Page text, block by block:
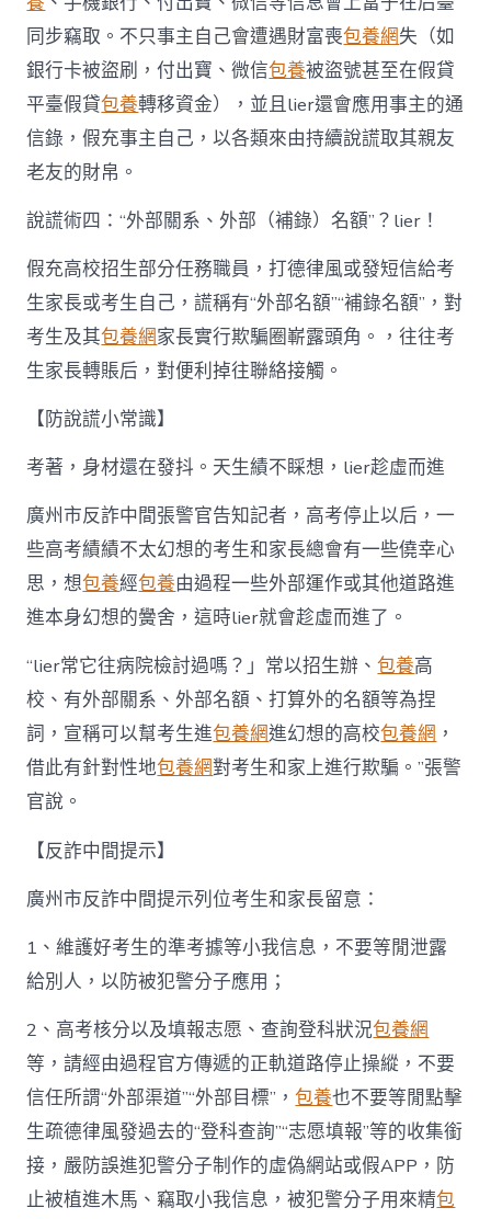
同步竊取。不只事主自己會遭遇財富喪包養網失（如
銀行卡被盜刷，付出寶、微信包養被盜號甚至在假貸
平臺假貸包養轉移資金），並且lier還會應用事主的通
信錄，假充事主自己，以各類來由持續說謊取其親友
老友的財帛。
說謊術四：“外部關系、外部（補錄）名額”？lier！
假充高校招生部分任務職員，打德律風或發短信給考
生家長或考生自己，謊稱有“外部名額”“補錄名額”，對
考生及其包養網家長實行欺騙圈嶄露頭角。，往往考
生家長轉賬后，對便利掉往聯絡接觸。
【防說謊小常識】
考著，身材還在發抖。天生績不睬想，lier趁虛而進
廣州市反詐中間張警官告知記者，高考停止以后，一
些高考績績不太幻想的考生和家長總會有一些僥幸心
思，想包養經包養由過程一些外部運作或其他道路進
進本身幻想的黌舍，這時lier就會趁虛而進了。
“lier常它往病院檢討過嗎？」常以招生辦、包養高
校、有外部關系、外部名額、打算外的名額等為捏
詞，宣稱可以幫考生進包養網進幻想的高校包養網 ，
借此有針對性地包養網對考生和家上進行欺騙。”張警
官說。
【反詐中間提示】
廣州市反詐中間提示列位考生和家長留意：
1、維護好考生的準考據等小我信息，不要等閒泄露
給別人，以防被犯警分子應用；
2、高考核分以及填報志愿、查詢登科狀況包養網
等，請經由過程官方傳遞的正軌道路停止操縱，不要
信任所謂“外部渠道”“外部目標”，包養也不要等閒點擊
生疏德律風發過去的“登科查詢”“志愿填報”等的收集銜
接，嚴防誤進犯警分子制作的虛偽網站或假APP，防
止被植進木馬、竊取小我信息，被犯警分子用來精包